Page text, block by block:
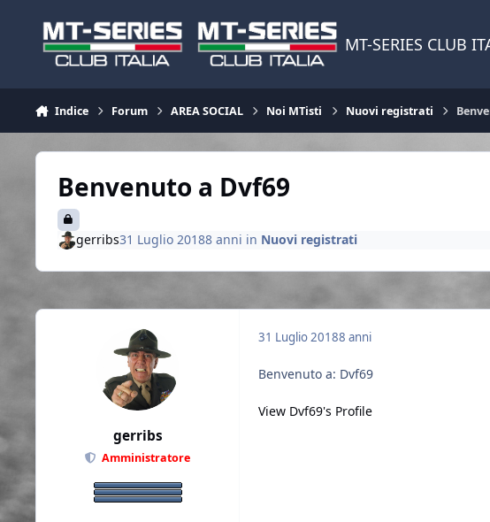
MT-SERIES CLUB
Indice Forum AREA SOCIAL Noi MTisti Nuovi registrati
Benvenuto a Dvf69
gerribs31 Luglio 20188 anni in Nuovi registrati
gerribs
Amministratore
31 Luglio 20188 anni
Benvenuto a: Dvf69
View Dvf69's Profile